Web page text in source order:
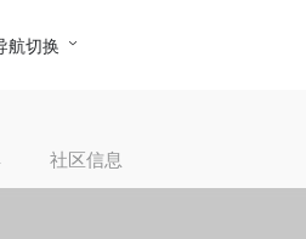
航切换
社区信息